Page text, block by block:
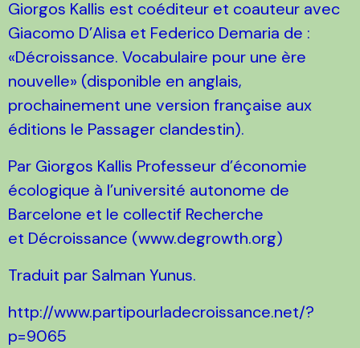
Giorgos Kallis est coéditeur et coauteur avec
Giacomo D’Alisa et Federico Demaria de :
«Décroissance. Vocabulaire pour une ère
nouvelle» (disponible en anglais,
prochainement une version française aux
éditions le Passager clandestin).
Par Giorgos Kallis Professeur d’économie
écologique à l’université autonome de
Barcelone et le collectif Recherche
et Décroissance (www.degrowth.org)
Traduit par Salman Yunus.
http://www.partipourladecroissance.net/?
p=9065